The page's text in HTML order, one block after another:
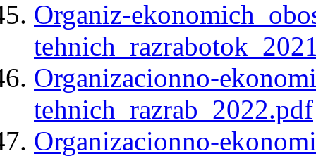
Organiz-
Organizacionno-
tehnich_razrab_2022.pdf
Organizacionno-